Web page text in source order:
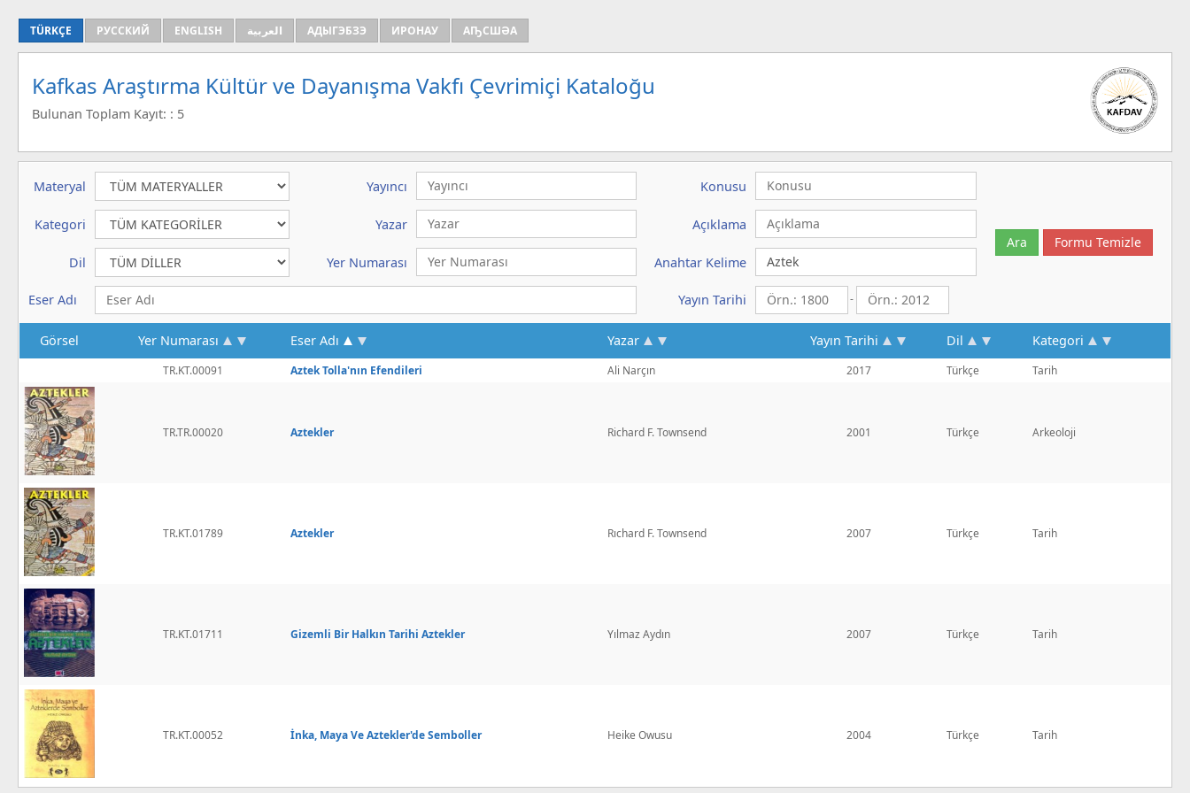
TÜRKÇE РУССКИЙ ENGLISH العربية АДЫГЭБЗЭ ИРОНАУ АҦСШӘА
Kafkas Araştırma Kültür ve Dayanışma Vakfı Çevrimiçi Kataloğu
Bulunan Toplam Kayıt: : 5
Materyal Yayıncı Konusu
Kategori Yazar Açıklama
Dil Yer Numarası Anahtar Kelime
Eser Adı Yayın Tarihi -
Görsel Yer Numarası Eser Adı Yazar Yayın Tarihi Dil Kategori
TR.KT.00091 Aztek Tolla'nın Efendileri Ali Narçın 2017 Türkçe Tarih
TR.TR.00020 Aztekler Richard F. Townsend 2001 Türkçe Arkeoloji
TR.KT.01789 Aztekler Rıchard F. Townsend 2007 Türkçe Tarih
TR.KT.01711 Gizemli Bir Halkın Tarihi Aztekler Yılmaz Aydın 2007 Türkçe Tarih
TR.KT.00052 İnka, Maya Ve Aztekler'de Semboller Heike Owusu 2004 Türkçe Tarih